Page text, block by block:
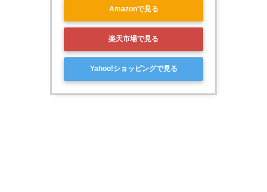
Amazonで見る
楽天市場で見る
Yahoo!ショッピングで見る